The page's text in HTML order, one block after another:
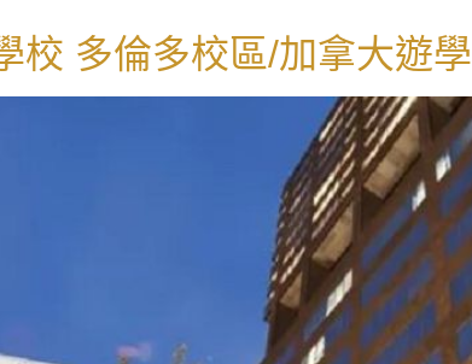
校 多倫多校區/加拿大遊學